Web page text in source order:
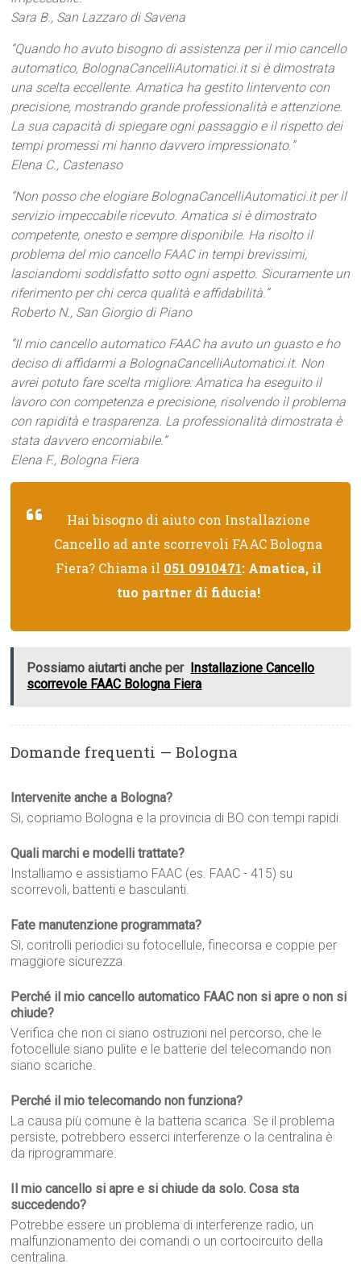
Sara B., San Lazzaro di Savena
“Quando ho avuto bisogno di assistenza per il mio cancello
automatico, BolognaCancelliAutomatici.it si è dimostrata
una scelta eccellente. Amatica ha gestito lintervento con
precisione, mostrando grande professionalità e attenzione.
La sua capacità di spiegare ogni passaggio e il rispetto dei
tempi promessi mi hanno davvero impressionato.”
Elena C., Castenaso
“Non posso che elogiare BolognaCancelliAutomatici.it per il
servizio impeccabile ricevuto. Amatica si è dimostrato
competente, onesto e sempre disponibile. Ha risolto il
problema del mio cancello FAAC in tempi brevissimi,
lasciandomi soddisfatto sotto ogni aspetto. Sicuramente un
riferimento per chi cerca qualità e affidabilità.”
Roberto N., San Giorgio di Piano
“Il mio cancello automatico FAAC ha avuto un guasto e ho
deciso di affidarmi a BolognaCancelliAutomatici.it. Non
avrei potuto fare scelta migliore: Amatica ha eseguito il
lavoro con competenza e precisione, risolvendo il problema
con rapidità e trasparenza. La professionalità dimostrata è
stata davvero encomiabile.”
Elena F., Bologna Fiera
Hai bisogno di aiuto con Installazione
Cancello ad ante scorrevoli FAAC Bologna
Fiera? Chiama il 051 0910471: Amatica, il
tuo partner di fiducia!
Possiamo aiutarti anche per Installazione Cancello
scorrevole FAAC Bologna Fiera
Domande frequenti — Bologna
Intervenite anche a Bologna?
Sì, copriamo Bologna e la provincia di BO con tempi rapidi.
Quali marchi e modelli trattate?
Installiamo e assistiamo FAAC (es. FAAC - 415) su
scorrevoli, battenti e basculanti.
Fate manutenzione programmata?
Sì, controlli periodici su fotocellule, finecorsa e coppie per
maggiore sicurezza.
Perché il mio cancello automatico FAAC non si apre o non si
chiude?
Verifica che non ci siano ostruzioni nel percorso, che le
fotocellule siano pulite e le batterie del telecomando non
siano scariche.
Perché il mio telecomando non funziona?
La causa più comune è la batteria scarica. Se il problema
persiste, potrebbero esserci interferenze o la centralina è
da riprogrammare.
Il mio cancello si apre e si chiude da solo. Cosa sta
succedendo?
Potrebbe essere un problema di interferenze radio, un
malfunzionamento dei comandi o un cortocircuito della
centralina.